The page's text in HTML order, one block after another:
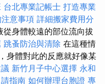
台北專業記帳士 打造專業
意事項 詳細搬家費用分
從身體較遠的部位流向拔
跳蚤防治與清除 在這種情
身體對此的反應就好像某
新竹月子中心選擇 永和
指南 如何辦理台胞證 專